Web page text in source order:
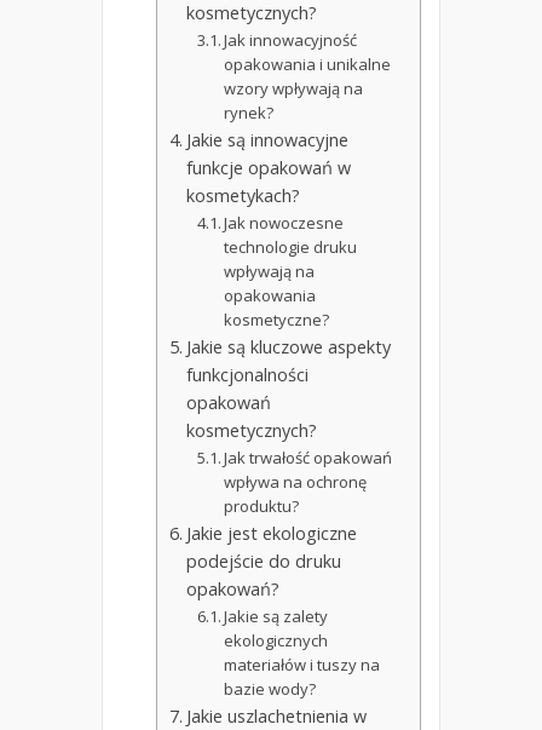
kosmetycznych?
Jak innowacyjność
opakowania i unikalne
wzory wpływają na
rynek?
Jakie są innowacyjne
funkcje opakowań w
kosmetykach?
Jak nowoczesne
technologie druku
wpływają na
opakowania
kosmetyczne?
Jakie są kluczowe aspekty
funkcjonalności
opakowań
kosmetycznych?
Jak trwałość opakowań
wpływa na ochronę
produktu?
Jakie jest ekologiczne
podejście do druku
opakowań?
Jakie są zalety
ekologicznych
materiałów i tuszy na
bazie wody?
Jakie uszlachetnienia w